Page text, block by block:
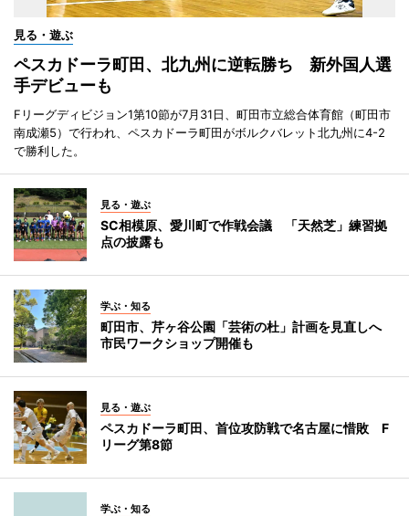
見る・遊ぶ
ペスカドーラ町田、北九州に逆転勝ち 新外国人選
手デビューも
Fリーグディビジョン1第10節が7月31日、町田市立総合体育館（町田市
南成瀬5）で行われ、ペスカドーラ町田がボルクバレット北九州に4-2
で勝利した。
見る・遊ぶ
SC相模原、愛川町で作戦会議 「天然芝」練習拠
点の披露も
学ぶ・知る
町田市、芹ヶ谷公園「芸術の杜」計画を見直しへ
市民ワークショップ開催も
見る・遊ぶ
ペスカドーラ町田、首位攻防戦で名古屋に惜敗 F
リーグ第8節
学ぶ・知る